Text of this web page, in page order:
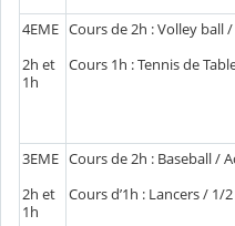
4EME
2h et
1h
Cours de 2h : Volley ball
Cours 1h : Tennis de
3EME
2h et
1h
Cours de 2h : Baseball /
Cours d’1h : Lancers / 1/